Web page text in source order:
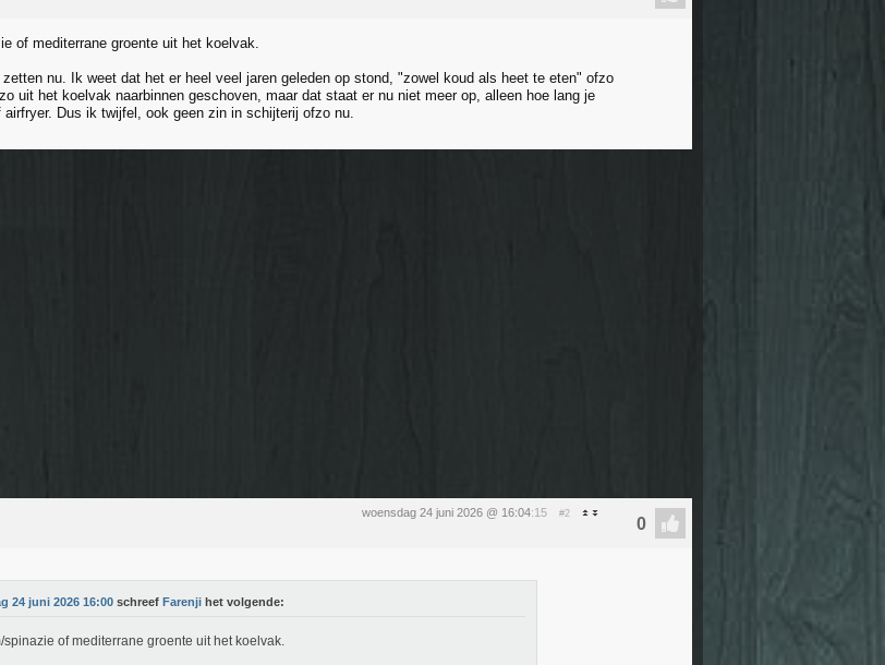
of mediterrane groente uit het koelvak.
nu. Ik weet dat het er heel veel jaren geleden op stond, "zowel koud als heet te eten" ofzo
uit het koelvak naarbinnen geschoven, maar dat staat er nu niet meer op, alleen hoe lang je
Dus ik twijfel, ook geen zin in schijterij ofzo nu.
woensdag 24 juni 2026 @ 16:04:15 #2
24 juni 2026 16:00 schreef Farenji het volgende:
spinazie of mediterrane groente uit het koelvak.